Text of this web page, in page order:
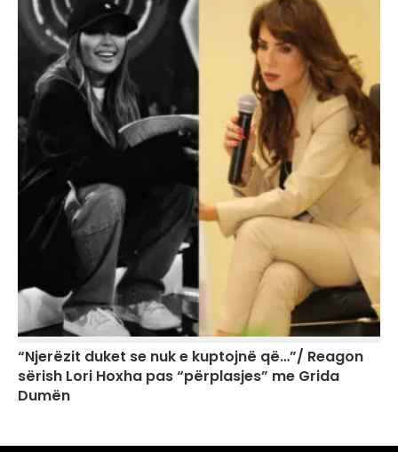
“Njerëzit duket se nuk e kuptojnë që…”/ Reagon
sërish Lori Hoxha pas “përplasjes” me Grida
Dumën